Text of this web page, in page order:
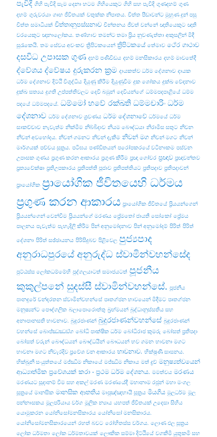
පැවිදි ගිහි පැවිදි සෑම දෙනා හටම ගිහියෙකුට ගිහි සහ පැවිදි ගුණදහම් ගුණ
දහම් ගුරුවරයා ගෘහ ජීවිතයක් චතුක්ක නිපාතය. චිත්ත පීඩාවන්ට මුහුණ දුන් පසු
චිත්ත සමාධියක් චිත්තානුපස්සනාව චින්තනය ජීවත් වන්නේ ඥාතියෙකුට ඥාති
වරයෙකුට ඥානාලෝකය. තණ්හාව තමන්ට තමා ප්‍රිය නුවණැත්තා අකුසලින් මිදී
සුරැකෙයි. තම සේවය අවංකව ත්‍රිපිටකයෙන් ත්‍රිපිටකයේ තේමාව ථේර ගාථාව
දසවිධ උපාසක ගුණ දහම් පණිවිඩය දහම් මනසිකාරය දහම් මාවතේදී
ද්වේශය ද්වේෂය දුරුකරන ක්‍රම දායකත්ව ධර්ම දේශනාව දායක
ධර්ම දේශනාව දිට්ඨි විශුද්ධිය දියුණු කිරීම දියුණුවීම දුක ශෝකය දුක්ඛ වේදනාව
දුක්ඛ සත්‍යය දුගති උප්පත්තිවලට දෙවි බඹුන් දෙවියන්ගේ ධම්මපදපාළියේ ධම්ම
පදයේ ධම්මපදයේ. ධම්මෝ හවේ රක්ඛති ධම්මචාරිංධර්ම
දේශනාව ධර්ම දේශනාව ශ්‍රවණය ධර්ම දේශනාවේ ධර්මයේ ධර්ම
සාකච්චාව නැවැත්ම නික්මීම නිබ්බිදාව නියම බෞද්ධයා නිරාමිස සතුට නිවන
නිවන් අවභෝදය. නිවන් ගමනට නිවන් දැකීම නිවන් මග නිවන් මගට නිවන්
මාර්ගයක් පච්‌චය සූත්‍රය. පටිඝය පණ්ඩිතයන් පරෝපකරයේ වටිනාකම පස්වන
උපාසක ගුණය ප්‍රගුණ කරන ආකාරය ප්‍රගුණ කිරීම ප්‍රඥා ගෝචර ප්‍රඥාව ප්‍රඥාවන්තව
ප්‍රත්‍යවේක්ෂා ප්‍රතිඋපකාරය ප්‍රතිපත්ති පූජාව ප්‍රතිපත්තියට ප්‍රතිපදාව ප්‍රතිපදාවන්
ප්‍රායෝගික ප්‍රායෝගික ජීවිතයෙහි ධර්මය
ප්‍රගුණ කරන ආකාරය ප්‍රායෝගික ජීවිතයේ ප්‍රියයන්ගෙන්
ප්‍රියයන්ගෙන් වෙන්වීම ප්‍රියයන්ගේ මරණය ප්‍රේමතෝ ජායතී සෝකෝ ප්‍රේමය
පාලනය පැවැත්ම පැහැදිලි කිරීම පින් අනුමෝදනාව පින් අනුමෝදම් පිරිත් පිරිත්
දේශනා පිරිත් සඡ්ඡායනය පිරිසිදුබව පිළිවෙල පුජ්‍යපාද
අනුරාධපුරයේ අනුරුද්ධ ස්වාමින්වහන්සේද
පුට්ඨස්ස ලෝකධම්මේහි පුද්ගලයාටත් සමාජයටත් පූජනීය
කුකුල්පනේ සුදස්සී ස්වාමින්වහන්සේ. පූජනීය
පානදුරේ චන්දරතන ස්වාමින්වහන්සේ පෘතග්ජන භාවයෙන් මිදීමට පෘතග්ජන
මනුෂ්‍යන්ට පෞද්ගලික බලාපොරොත්තු බ්‍රහ්මයන් බුද්ධානුස්සතිය සහ
අනාපානසති භාවනාව. බුදුරජාණන් බුදුරජාණන්වහන්සේ බුදුරජාණන්
වහන්සේ බොජ‍්ඣඣඞ‍්ග බෝධි පාක්ෂික ධර්ම බෝධිරාජ කුමරු බෝසත් ප්‍රතිපදා
බෝසත් වරුන් බෞද්ධයන් බෞද්ධයින් බෞධයන් භව ගමන භාවනා මගට
භාවනා මගට නිවැරදිව ප්‍රවේශ වන ආකාරය භාවනාව. භික්ෂුණී සාසනය.
භික්‌ඛුනී සංයුත්‌තයේ මජ්ඣිම නිකායේ මජ්‌ඣිම නිකාය මත් ද්‍රව්‍ මනුෂ්‍යත්වයෙන්
ආධ්‍යාත්මික ප්‍රවේශයක් කරා - ප්‍රථම ධර්ම දේශනය. මමත්වය මරණය
මරණයට සූදානම් වීම සහ අකල් මරණ මරණයේදී මහානාම රජුන් මහා මංගල
සූත්‍රයේ මානසික මානසික ආතතිය මාපුඤ්ඤභායි සූත්‍රය මියගිය මුලධර්ම මූල
පන්නාසකය මූලපරියාය වර්ග මූලික න්‍යාය යහපත් ජීවිතයක් උදෙසා සිහිය
යොමුකරන යෝනිසෝමනසිකාරය යෝනිසෝ මනසිකාරය.
යෝනිසෝමනසිකාරයෙන් රහත් බවට රෝහිතස්‌ස වර්ගය. ලොණ ඵල සූත්‍රය
ලෝක ධර්මතා ලෝක ධර්මතාවයක් ලෞකික සම්මා දිට්ඨියේ වගකීමි යුතුකමි සහ